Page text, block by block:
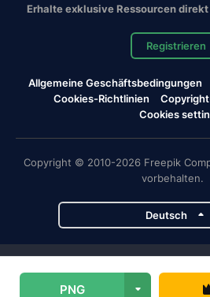
PNG
Erhalte exklusive Ressourcen
Registrieren
Allgemeine Geschäftsbedingungen
Cookies-Richtlinien
Cookies
Copyright © 2010-2026 Freepik
vorbehalten.
Deutsch